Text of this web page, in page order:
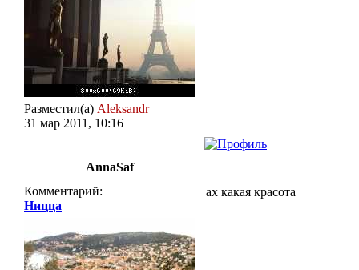
Разместил(а) Aleksandr
31 мар 2011, 10:16
AnnaSaf
Комментарий:
Ницца
ах какая красота